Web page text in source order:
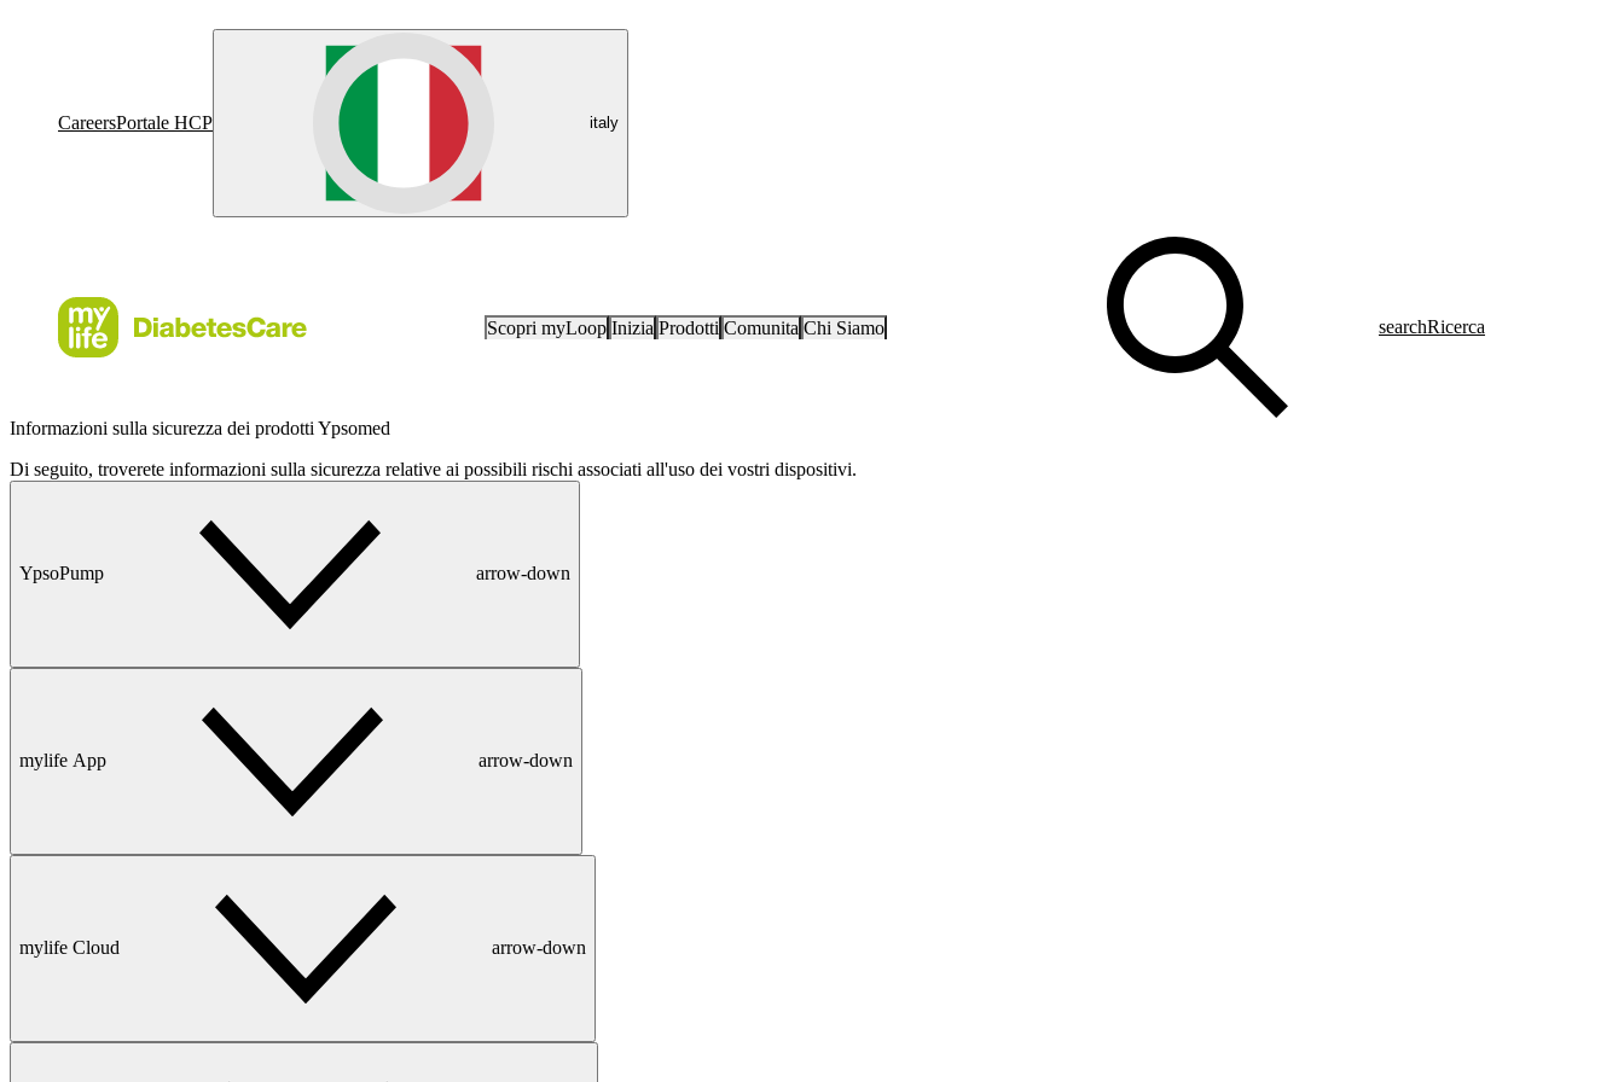
CareersPortale HCP italy
Scopri myLoop Inizia Prodotti Comunita Chi Siamo searchRicerca
Informazioni sulla sicurezza dei prodotti Ypsomed
Di seguito, troverete informazioni sulla sicurezza relative ai possibili rischi associati all'uso dei vostri dispositivi.
YpsoPump arrow-down
mylife App arrow-down
mylife Cloud arrow-down